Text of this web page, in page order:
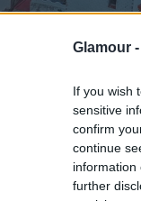
Glamour -
If you wish
sensitive
confirm
continue
information
further
szikrázó
a javából.